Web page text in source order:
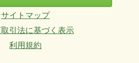
サイトマップ
引法に基づく表示
利用規約